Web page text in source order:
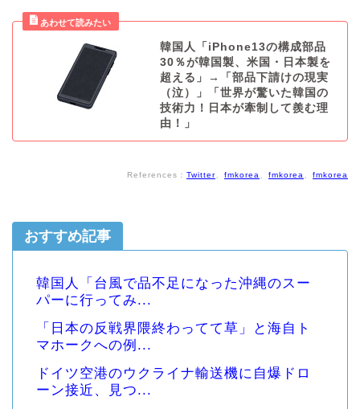
韓国人「iPhone13の構成部品
30％が韓国製、米国・日本製を
超える」→「部品下請けの現実
（泣）」「世界が驚いた韓国の
技術力！日本が牽制して羨む理
由！」
References： Twitter fmkorea fmkorea fmkorea
おすすめ記事
韓国人「台風で品不足になった沖縄のスー
パーに行ってみ...
「日本の反戦界隈終わってて草」と海自ト
マホークへの例...
ドイツ空港のウクライナ輸送機に自爆ドロ
ーン接近、見つ...